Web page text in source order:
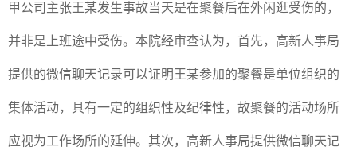
甲公司主张王某发生事故当天是在聚餐后在外闲逛受伤的，
并非是上班途中受伤。本院经审查认为，首先，高新人事局
提供的微信聊天记录可以证明王某参加的聚餐是单位组织的
集体活动，具有一定的组织性及纪律性，故聚餐的活动场所
应视为工作场所的延伸。其次，高新人事局提供微信聊天记